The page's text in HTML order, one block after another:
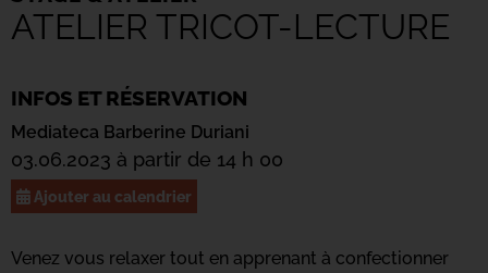
ATELIER TRICOT-LECTURE
INFOS ET RÉSERVATION
Mediateca Barberine Duriani
03.06.2023 à partir de 14 h 00
Ajouter au calendrier
Venez vous relaxer tout en apprenant à confectionner